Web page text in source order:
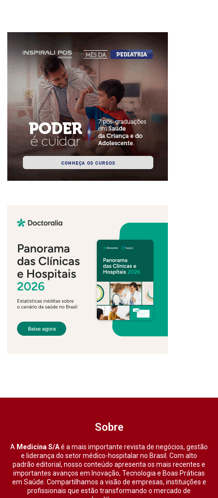
Sobre
A Medicina S/Aé a mais importante revista de negócios, gestão
e liderança do setor médico-hospitalar no Brasil. Com alto
padrão editorial, nosso conteúdo apresenta os mais recentes e
importantes avanços em Inovação, Tecnologia e Boas Práticas
em Saúde. Compartilhamos a visão de empresas, instituições e
profissionais que estão transformando o mercado de